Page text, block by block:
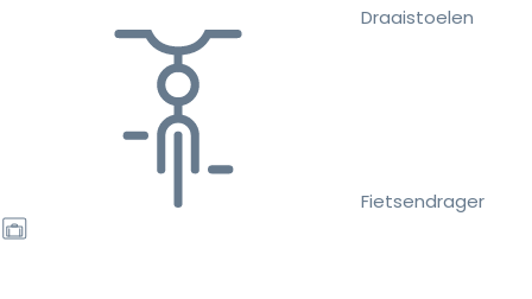
Draaistoelen
Fietsendrager